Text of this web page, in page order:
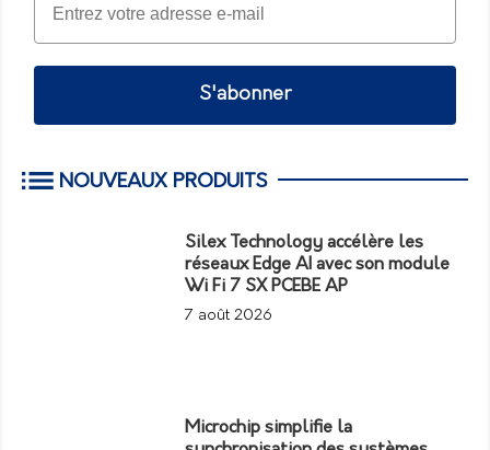
S'abonner
NOUVEAUX PRODUITS
Silex Technology accélère les
réseaux Edge AI avec son module
Wi Fi 7 SX PCEBE AP
7 août 2026
Microchip simplifie la